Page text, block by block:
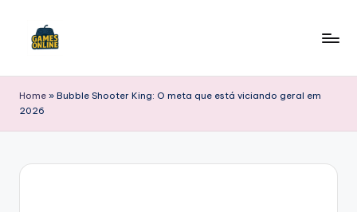
B
Home » Bubble Shooter King: O meta que está viciando geral em
2026